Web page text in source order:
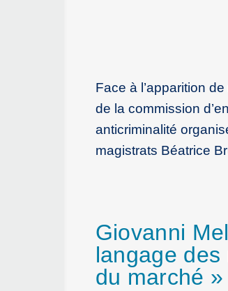
Face à l’apparition
de la commission
anticriminalité
magistrats Béatrice
Giovanni
langage des
du marché »